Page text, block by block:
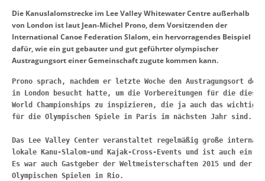
Die Kanuslalomstrecke im Lee Valley Whitewater Centre außerhalb
von London ist laut Jean-Michel Prono, dem Vorsitzenden der
International Canoe Federation Slalom, ein hervorragendes Beispiel
dafür, wie ein gut gebauter und gut geführter olympischer
Austragungsort einer Gemeinschaft zugute kommen kann.
Prono sprach, nachdem er letzte Woche den Austragungsort
in London
besucht hatte, um die Vorbereitungen für die
World Championships zu inspizieren, die ja auch das
für die Olympischen Spiele in
Paris im nächsten Jahr sind.
Das Lee Valley Center veranstaltet regelmäßig große
lokale Kanu-Slalom-und Kajak-Cross-Events und ist auch
Es war auch Gastgeber der Weltmeisterschaften 2015 und der
Olympischen Spielen in Rio.